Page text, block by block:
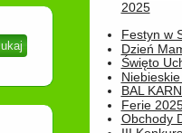
2025
Festyn w
Dzień
Święto
BAL
Ferie
Obchody